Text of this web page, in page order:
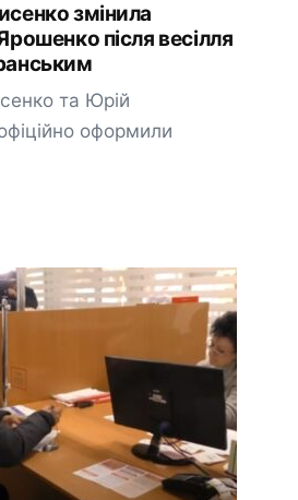
змінила
після весілля
та Юрій
оформили